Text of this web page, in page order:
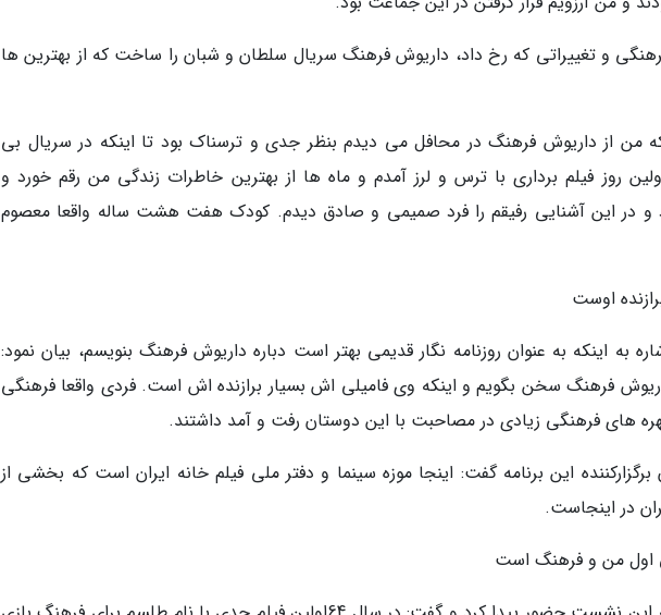
و تغییراتی که رخ داد، داریوش فرهنگ سریال سلطان و شبان را ساخت که از بهترین ها
من از داریوش فرهنگ در محافل می دیدم بنظر جدی و ترسناک بود تا اینکه در سریال بی
روز فیلم برداری با ترس و لرز آمدم و ماه ها از بهترین خاطرات زندگی من رقم خورد و
و در این آشنایی رفیقم را فرد صمیمی و صادق دیدم. کودک هفت هشت ساله واقعا معصوم
اوست
به اینکه به عنوان روزنامه نگار قدیمی بهتر است دباره داریوش فرهنگ بنویسم، بیان نمود:
فرهنگ سخن بگویم و اینکه وی فامیلی اش بسیار برازنده اش است. فردی واقعا فرهنگی
های فرهنگی زیادی در مصاحبت با این دوستان رفت و آمد داشتند.
برگزارکننده این برنامه گفت: اینجا موزه سینما و دفتر ملی فیلم خانه ایران است که بخشی از
در اینجاست.
اول من و فرهنگ است